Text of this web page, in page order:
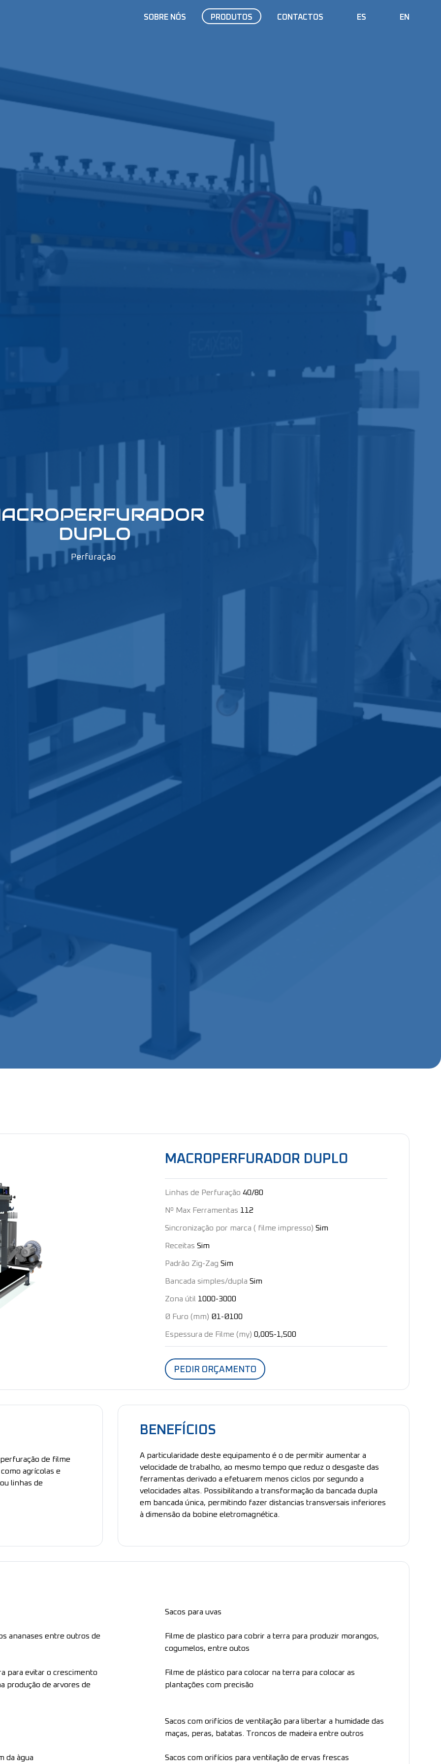
SOBRE NÓS PRODUTOS CONTACTOS ES EN
DUPLO
Perfuração
MACROPERFURADOR DUPLO
Linhas de Perfuração 40/80
Nº Max Ferramentas 112
Sincronização por marca ( filme impresso) Sim
Receitas Sim
Padrão Zig-Zag Sim
Bancada simples/dupla Sim
Zona útil 1000-3000
Ø Furo (mm) Ø1-Ø100
Espessura de Filme (my) 0,005-1,500
PEDIR ORÇAMENTO
de filme
agrícolas e
linhas de
BENEFÍCIOS
A particularidade deste equipamento é o de permitir aumentar a
velocidade de trabalho, ao mesmo tempo que reduz o desgaste das
ferramentas derivado a efetuarem menos ciclos por segundo a
velocidades altas. Possibilitando a transformação da bancada dupla
em bancada única, permitindo fazer distancias transversais inferiores
à dimensão da bobine eletromagnética.
Sacos para uvas
ananases entre outros de
Filme de plastico para cobrir a terra para produzir morangos,
cogumelos, entre outos
para evitar o crescimento
produção de arvores de
Filme de plástico para colocar na terra para colocar as
plantações com precisão
Sacos com orifícios de ventilação para libertar a humidade das
maças, peras, batatas. Troncos de madeira entre outros
da àgua Sacos com orifícios para ventilação de ervas frescas